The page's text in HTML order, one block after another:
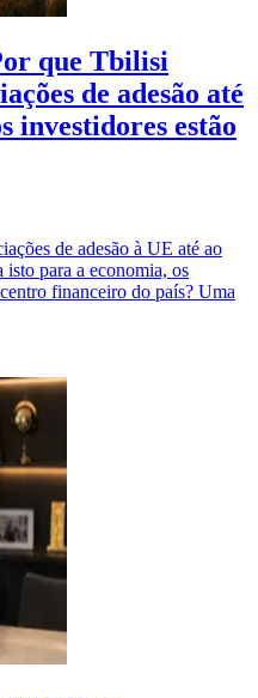
que Tbilisi
de adesão até
investidores estão
de adesão à UE até ao
para a economia, os
financeiro do país? Uma